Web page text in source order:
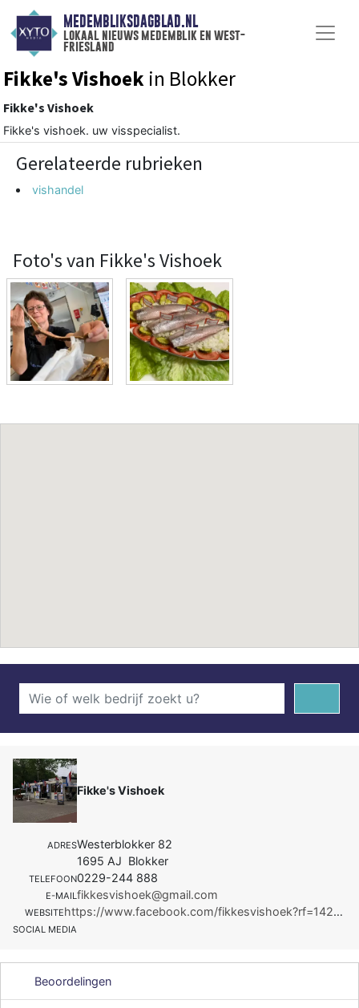
MEDEMBLIKSDAGBLAD.NL
lokaal nieuws medemblik en west-
friesland
Fikke's Vishoek in Blokker
Fikke's Vishoek
Fikke's vishoek. uw visspecialist.
Gerelateerde rubrieken
vishandel
Foto's van Fikke's Vishoek
Fikke's Vishoek
ADRESWesterblokker 82
1695 AJ Blokker
TELEFOON0229-244 888
E-MAILfikkesvishoek@gmail.com
WEBSITE https://www.facebook.com/fikkesvishoek?rf=142253235964810
SOCIAL MEDIA
Beoordelingen